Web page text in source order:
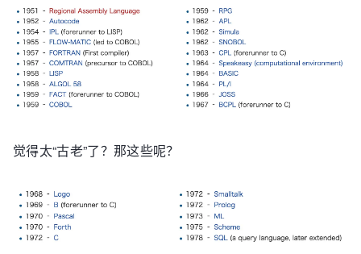
觉得太“古老”了？那这些呢？